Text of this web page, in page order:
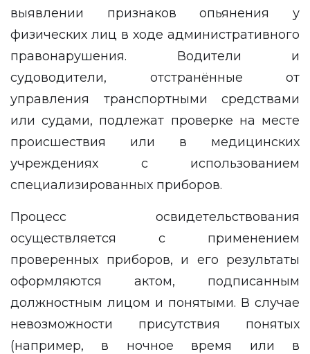
выявлении признаков опьянения у
физических лиц в ходе административного
правонарушения. Водители и
судоводители, отстранённые от
управления транспортными средствами
или судами, подлежат проверке на месте
происшествия или в медицинских
учреждениях с использованием
специализированных приборов.
Процесс освидетельствования
осуществляется с применением
проверенных приборов, и его результаты
оформляются актом, подписанным
должностным лицом и понятыми. В случае
невозможности присутствия понятых
(например, в ночное время или в